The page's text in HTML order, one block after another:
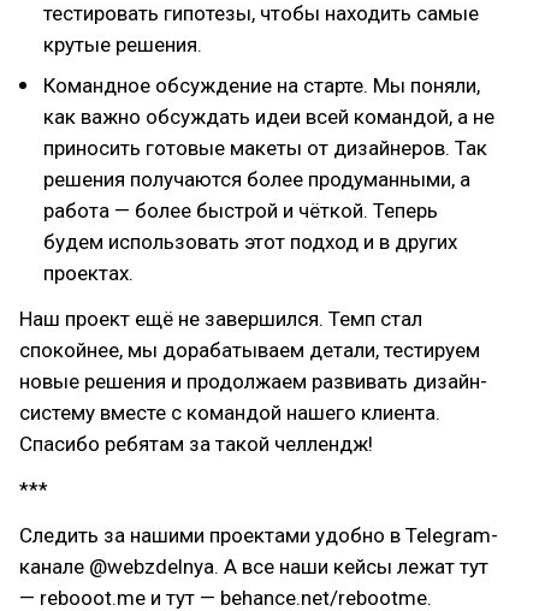
тестировать гипотезы, чтобы находить самые
крутые решения.
Командное обсуждение на старте. Мы поняли,
как важно обсуждать идеи всей командой, а не
приносить готовые макеты от дизайнеров. Так
решения получаются более продуманными, а
работа — более быстрой и чёткой. Теперь
будем использовать этот подход и в других
проектах.
Наш проект ещё не завершился. Темп стал
спокойнее, мы дорабатываем детали, тестируем
новые решения и продолжаем развивать дизайн-
систему вместе с командой нашего клиента.
Спасибо ребятам за такой челлендж!
***
Следить за нашими проектами удобно в Telegram-
канале @webzdelnya. А все наши кейсы лежат тут
— rebooot.me и тут — behance.net/rebootme.